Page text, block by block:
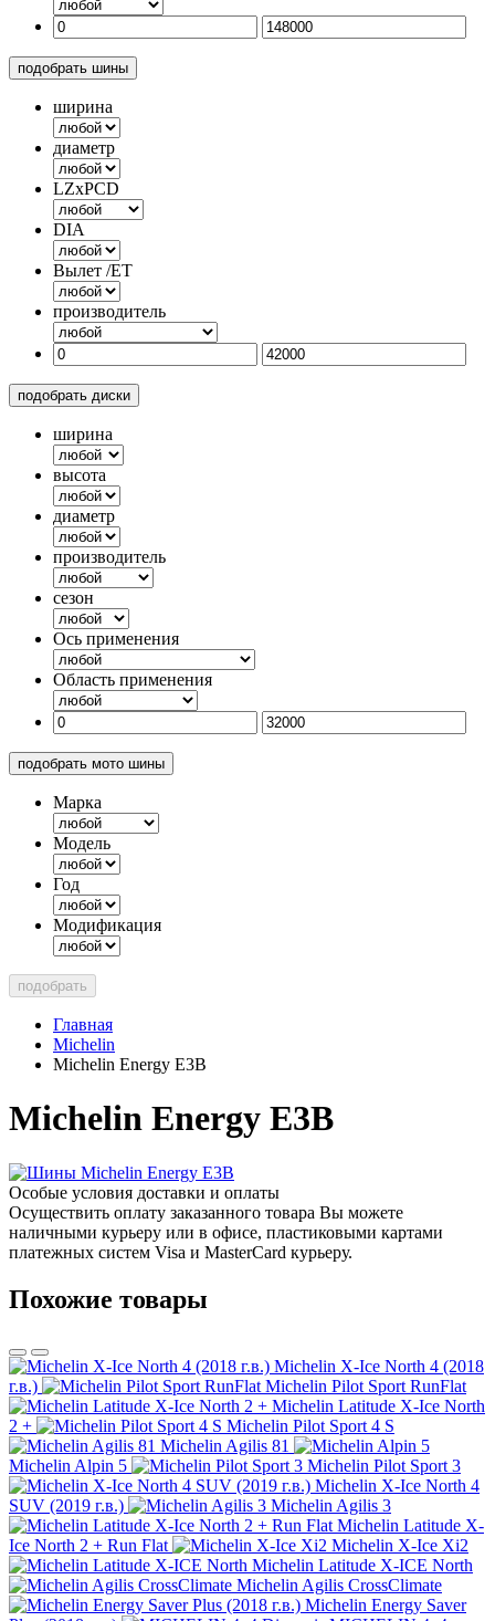
подобрать шины
ширина
диаметр
LZxPCD
DIA
Вылет /ET
производитель
подобрать диски
ширина
высота
диаметр
производитель
сезон
Ось применения
Область применения
подобрать мото шины
Марка
Модель
Год
Модификация
подобрать
Главная
Michelin
Michelin Energy E3B
Michelin Energy E3B
Особые условия доставки и оплаты
Осуществить оплату заказанного товара Вы можете
наличными курьеру или в офисе, пластиковыми картами
платежных систем Visa и MasterCard курьеру.
Похожие товары
Michelin X-Ice North 4 (2018
г.в.)
Michelin Pilot Sport RunFlat
Michelin Latitude X-Ice North
2 +
Michelin Pilot Sport 4 S
Michelin Agilis 81
Michelin Alpin 5
Michelin Pilot Sport 3
Michelin X-Ice North 4
SUV (2019 г.в.)
Michelin Agilis 3
Michelin Latitude X-
Ice North 2 + Run Flat
Michelin X-Ice Xi2
Michelin Latitude X-ICE North
Michelin Agilis CrossClimate
Michelin Energy Saver